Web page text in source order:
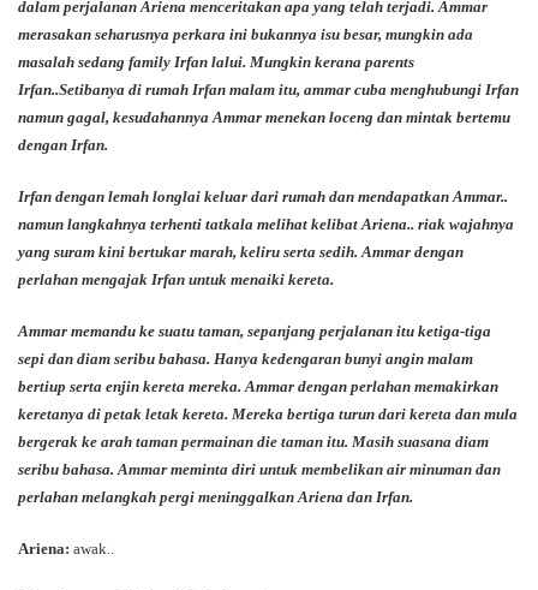
dalam perjalanan Ariena menceritakan apa yang telah terjadi. Ammar
merasakan seharusnya perkara ini bukannya isu besar, mungkin ada
masalah sedang family Irfan lalui. Mungkin kerana parents
Irfan..Setibanya di rumah Irfan malam itu, ammar cuba menghubungi Irfan
namun gagal, kesudahannya Ammar menekan loceng dan mintak bertemu
dengan Irfan.
Irfan dengan lemah longlai keluar dari rumah dan mendapatkan Ammar..
namun langkahnya terhenti tatkala melihat kelibat Ariena.. riak wajahnya
yang suram kini bertukar marah, keliru serta sedih. Ammar dengan
perlahan mengajak Irfan untuk menaiki kereta.
Ammar memandu ke suatu taman, sepanjang perjalanan itu ketiga-tiga
sepi dan diam seribu bahasa. Hanya kedengaran bunyi angin malam
bertiup serta enjin kereta mereka. Ammar dengan perlahan memakirkan
keretanya di petak letak kereta. Mereka bertiga turun dari kereta dan mula
bergerak ke arah taman permainan die taman itu. Masih suasana diam
seribu bahasa. Ammar meminta diri untuk membelikan air minuman dan
perlahan melangkah pergi meninggalkan Ariena dan Irfan.
Ariena: awak..